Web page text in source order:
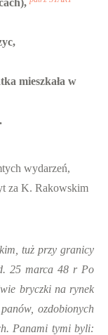
mieszkała w
wydarzeń,
za K. Rakowskim
tuż przy granicy
25 marca 48 r Po
bryczki na rynek
ozdobionych
Panami tymi byli: